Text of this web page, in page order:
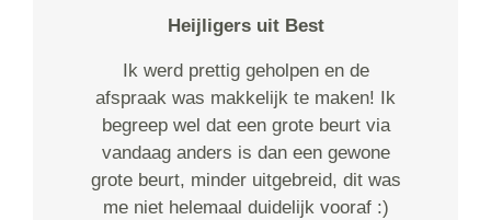
Heijligers uit Best
Ik werd prettig geholpen en de
afspraak was makkelijk te maken! Ik
begreep wel dat een grote beurt via
vandaag anders is dan een gewone
grote beurt, minder uitgebreid, dit was
me niet helemaal duidelijk vooraf :)